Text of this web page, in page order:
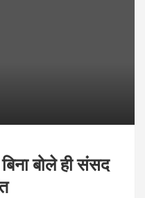
बोले ही संसद